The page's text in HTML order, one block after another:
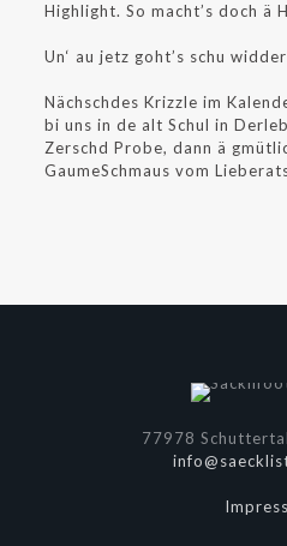
Highlight. So macht’s doch ä
Un‘ au jetz goht’s schu
Nächschdes Krizzle im
bi uns in de alt Schul in
Zerschd Probe, dann ä
GaumeSchmaus vom
77978